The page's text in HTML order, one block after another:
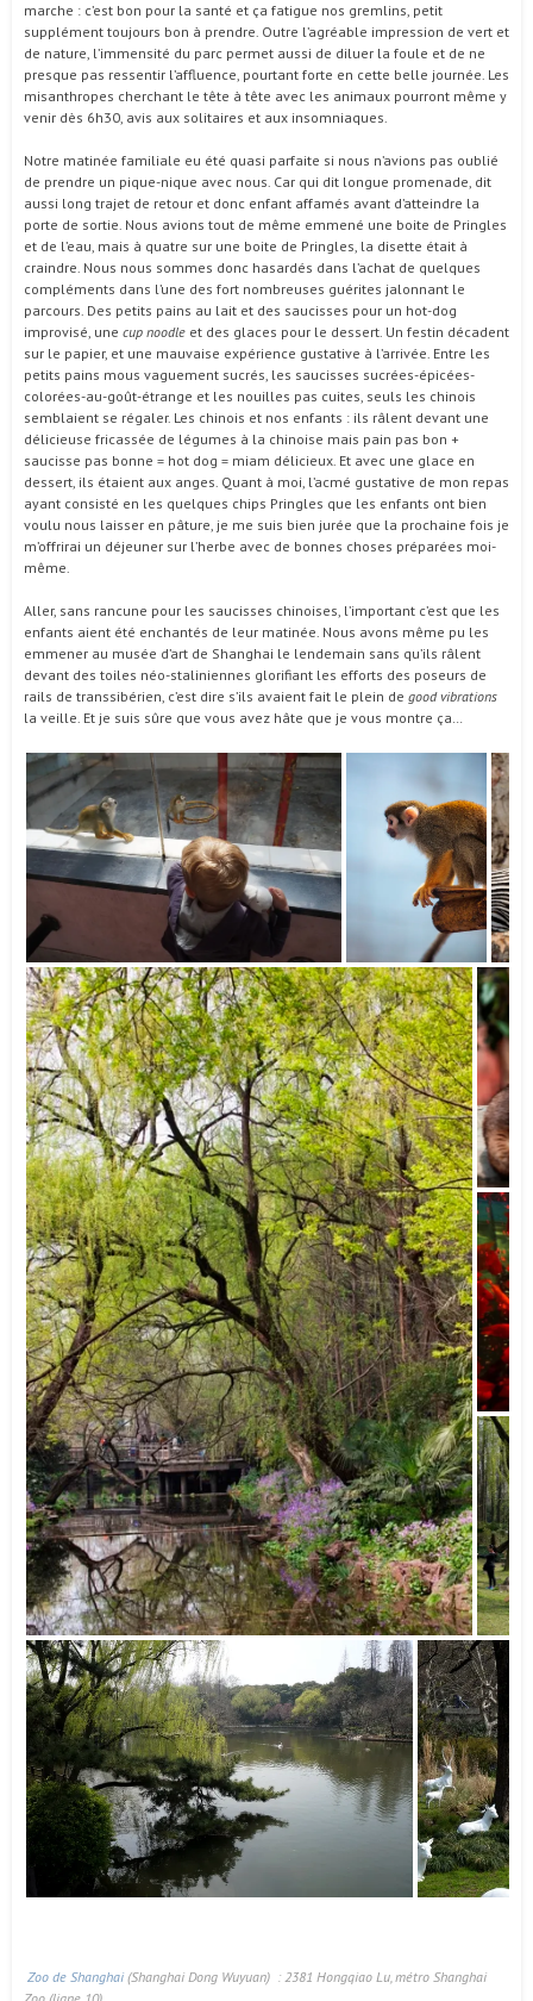
marche : c’est bon pour la santé et ça fatigue nos gremlins, petit
supplément toujours bon à prendre. Outre l’agréable impression de vert et
de nature, l’immensité du parc permet aussi de diluer la foule et de ne
presque pas ressentir l’affluence, pourtant forte en cette belle journée. Les
misanthropes cherchant le tête à tête avec les animaux pourront même y
venir dès 6h30, avis aux solitaires et aux insomniaques.
Notre matinée familiale eu été quasi parfaite si nous n’avions pas oublié
de prendre un pique-nique avec nous. Car qui dit longue promenade, dit
aussi long trajet de retour et donc enfant affamés avant d’atteindre la
porte de sortie. Nous avions tout de même emmené une boite de Pringles
et de l’eau, mais à quatre sur une boite de Pringles, la disette était à
craindre. Nous nous sommes donc hasardés dans l’achat de quelques
compléments dans l’une des fort nombreuses guérites jalonnant le
parcours. Des petits pains au lait et des saucisses pour un hot-dog
improvisé, une cup noodle et des glaces pour le dessert. Un festin décadent
sur le papier, et une mauvaise expérience gustative à l’arrivée. Entre les
petits pains mous vaguement sucrés, les saucisses sucrées-épicées-
colorées-au-goût-étrange et les nouilles pas cuites, seuls les chinois
semblaient se régaler. Les chinois et nos enfants : ils râlent devant une
délicieuse fricassée de légumes à la chinoise mais pain pas bon +
saucisse pas bonne = hot dog = miam délicieux. Et avec une glace en
dessert, ils étaient aux anges. Quant à moi, l’acmé gustative de mon repas
ayant consisté en les quelques chips Pringles que les enfants ont bien
voulu nous laisser en pâture, je me suis bien jurée que la prochaine fois je
m’offrirai un déjeuner sur l’herbe avec de bonnes choses préparées moi-
même.
Aller, sans rancune pour les saucisses chinoises, l’important c’est que les
enfants aient été enchantés de leur matinée. Nous avons même pu les
emmener au musée d’art de Shanghai le lendemain sans qu’ils râlent
devant des toiles néo-staliniennes glorifiant les efforts des poseurs de
rails de transsibérien, c’est dire s’ils avaient fait le plein de good vibrations
la veille. Et je suis sûre que vous avez hâte que je vous montre ça…
Zoo de Shanghai(Shanghai Dong Wuyuan) : 2381 Hongqiao Lu, métro Shanghai